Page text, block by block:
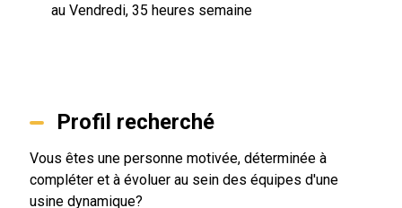
au Vendredi, 35 heures semaine
Profil recherché
Vous êtes une personne motivée, déterminée à
compléter et à évoluer au sein des équipes d'une
usine dynamique?